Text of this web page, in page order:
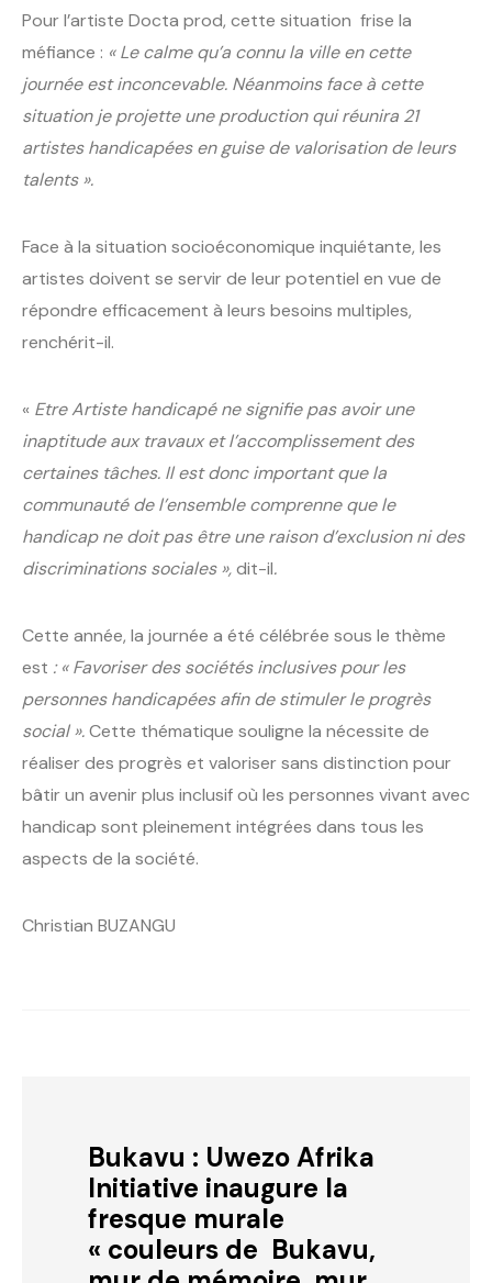
Pour l’artiste Docta prod, cette situation frise la
méfiance : « Le calme qu’a connu la ville en cette
journée est inconcevable. Néanmoins face à cette
situation je projette une production qui réunira 21
artistes handicapées en guise de valorisation de leurs
talents ».
Face à la situation socioéconomique inquiétante, les
artistes doivent se servir de leur potentiel en vue de
répondre efficacement à leurs besoins multiples,
renchérit-il.
« Etre Artiste handicapé ne signifie pas avoir une
inaptitude aux travaux et l’accomplissement des
certaines tâches. Il est donc important que la
communauté de l’ensemble comprenne que le
handicap ne doit pas être une raison d’exclusion ni des
discriminations sociales »,dit-il.
Cette année, la journée a été célébrée sous le thème
est : « Favoriser des sociétés inclusives pour les
personnes handicapées afin de stimuler le progrès
social ».Cette thématique souligne la nécessite de
réaliser des progrès et valoriser sans distinction pour
bâtir un avenir plus inclusif où les personnes vivant avec
handicap sont pleinement intégrées dans tous les
aspects de la société.
Christian BUZANGU
Bukavu : Uwezo Afrika
Initiative inaugure la
fresque murale
« couleurs de Bukavu,